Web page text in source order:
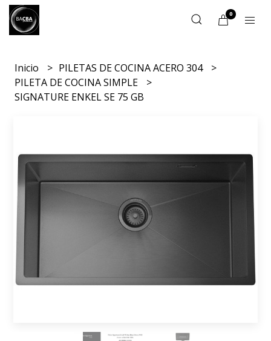
0
Inicio
PILETAS DE COCINA ACERO 304
PILETA DE COCINA SIMPLE
SIGNATURE ENKEL SE 75 GB